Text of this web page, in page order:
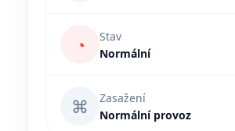
◔
Stav
Normální
⌘
Zasažení
Normální provoz